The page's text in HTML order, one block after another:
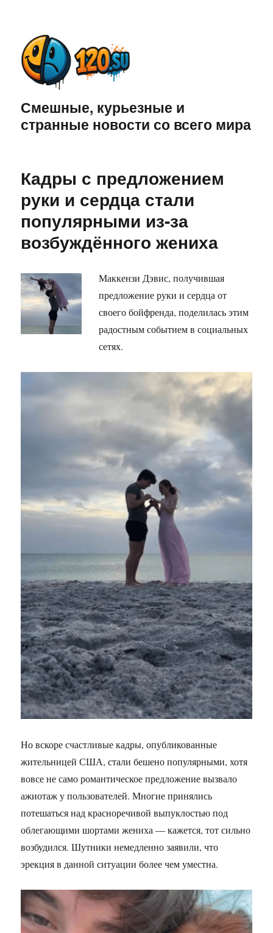
Смешные, курьезные и
странные новости со всего мира
Кадры с предложением
руки и сердца стали
популярными из-за
возбуждённого жениха
Маккензи Дэвис, получившая
предложение руки и сердца от
своего бойфренда, поделилась этим
радостным событием в социальных
сетях.
Но вскоре счастливые кадры, опубликованные
жительницей США, стали бешено популярными, хотя
вовсе не само романтическое предложение вызвало
ажиотаж у пользователей. Многие принялись
потешаться над красноречивой выпуклостью под
облегающими шортами жениха — кажется, тот сильно
возбудился. Шутники немедленно заявили, что
эрекция в данной ситуации более чем уместна.